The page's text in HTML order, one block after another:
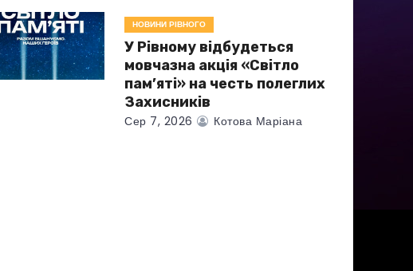
НОВИНИ РІВНОГО
У Рівному відбудеться
мовчазна акція «Світло
пам’яті» на честь полеглих
Захисників
Сер 7, 2026 Котова Маріана